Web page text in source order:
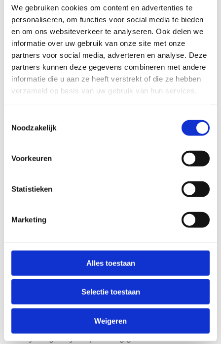
We gebruiken cookies om content en advertenties te
personaliseren, om functies voor social media te bieden
en om ons websiteverkeer te analyseren. Ook delen we
informatie over uw gebruik van onze site met onze
partners voor social media, adverteren en analyse. Deze
partners kunnen deze gegevens combineren met andere
informatie die u aan ze heeft verstrekt of die ze hebben
verzameld op basis van uw gebruik van hun services.
Noodzakelijk
Voorkeuren
Statistieken
Marketing
Alles toestaan
Selectie toestaan
Weigeren
handicap in beeld? Dan moet je wettelijke
vertegenwoordiger zoals ouder of voogd dit
invullen
Als minderjarige of persoon met verstandelijke
beeldmateriaal te gebruiken zoals hierboven
beschreven.
Sport Vlaanderen is verantwoordelijk voor de verwerking
van dit beeldmateriaal gemaakt door eigen medewerkers
of derden op basis van een contract. Ter bescherming van
deze gegevens nam Sport Vlaanderen passende technische
privacy@sport.vlaanderenvoor vragen, verbetering of